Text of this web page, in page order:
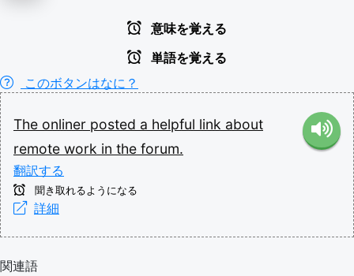
意味を覚える
単語を覚える
このボタンはなに？
The onliner posted a helpful link about
remote work in the forum.
翻訳する
聞き取れるようになる
詳細
関連語